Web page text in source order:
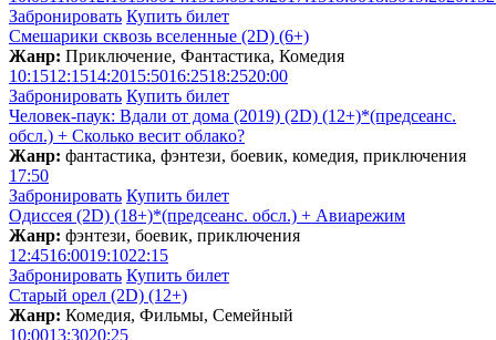
Забронировать Купить билет
Смешарики сквозь вселенные (2D) (6+)
Жанр: Приключение, Фантастика, Комедия
10:1512:1514:2015:5016:2518:2520:00
Забронировать Купить билет
Человек-паук: Вдали от дома (2019) (2D) (12+)*(предсеанс.
обсл.) + Сколько весит облакo?
Жанр: фантастика, фэнтези, боевик, комедия, приключения
17:50
Забронировать Купить билет
Одиссея (2D) (18+)*(предсеанс. обсл.) + Aвиарежим
Жанр: фэнтези, боевик, приключения
12:4516:0019:1022:15
Забронировать Купить билет
Старый орел (2D) (12+)
Жанр: Комедия, Фильмы, Семейный
10:0013:3020:25